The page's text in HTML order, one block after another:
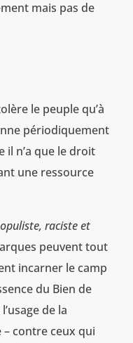
mais pas de
le peuple qu’à
périodiquement
il n’a que le droit
une ressource
raciste et
peuvent tout
incarner le camp
du Bien de
de la
contre ceux qui